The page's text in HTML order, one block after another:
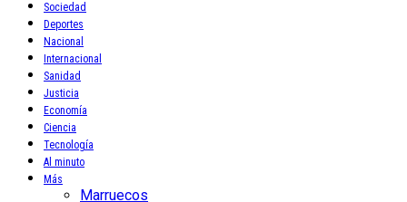
Sociedad
Deportes
Nacional
Internacional
Sanidad
Justicia
Economía
Ciencia
Tecnología
Al minuto
Más
Marruecos